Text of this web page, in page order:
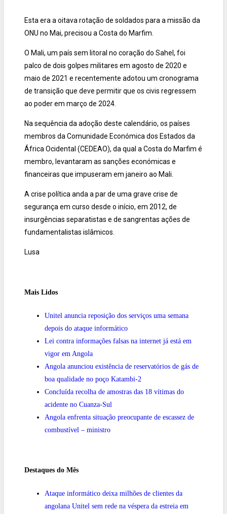
Esta era a oitava rotação de soldados para a missão da
ONU no Mai, precisou a Costa do Marfim.
O Mali, um país sem litoral no coração do Sahel, foi
palco de dois golpes militares em agosto de 2020 e
maio de 2021 e recentemente adotou um cronograma
de transição que deve permitir que os civis regressem
ao poder em março de 2024.
Na sequência da adoção deste calendário, os países
membros da Comunidade Económica dos Estados da
África Ocidental (CEDEAO), da qual a Costa do Marfim é
membro, levantaram as sanções económicas e
financeiras que impuseram em janeiro ao Mali.
A crise política anda a par de uma grave crise de
segurança em curso desde o início, em 2012, de
insurgências separatistas e de sangrentas ações de
fundamentalistas islâmicos.
Lusa
Mais Lidos
Unitel anuncia reposição dos serviços uma semana
depois do ataque informático
Lei contra informações falsas na internet já está em
vigor em Angola
Angola anunciou existência de reservatórios de gás de
boa qualidade no poço Katambi-2
Concluída recolha de amostras das 18 vítimas do
acidente no Cuanza-Sul
Angola enfrenta situação preocupante de escassez de
combustível – ministro
Destaques do Mês
Ataque informático deixa milhões de clientes da
angolana Unitel sem rede na véspera da estreia em